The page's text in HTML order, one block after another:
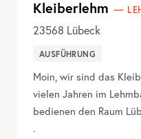
Kleiberlehm
23568 Lübeck
AUSFÜHRUNG
Moin, wir sind das
vielen Jahren im
bedienen den Raum
.